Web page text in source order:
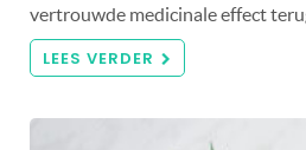
vertrouwde medicinale effect
LEES VERDER